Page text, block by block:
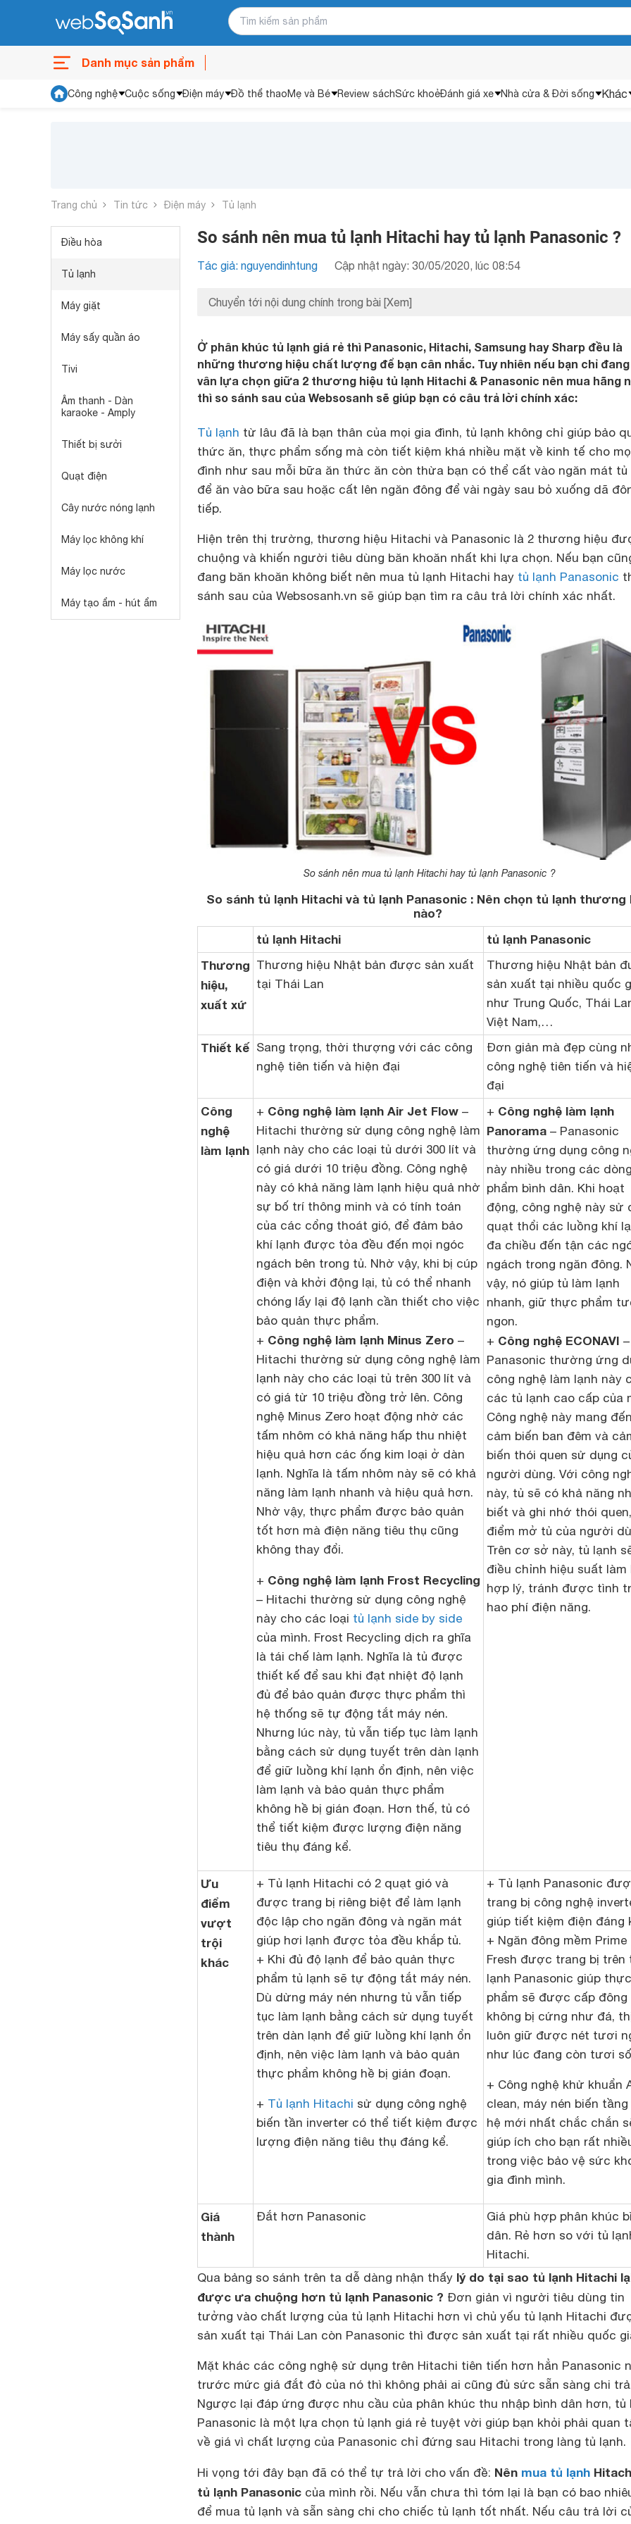
Danh mục sản phẩm
Công nghệ Cuộc sống Điện máy Đồ thể thaoMẹ và Bé Review sáchSức khoẻĐánh giá xe Nhà cửa & Đời sống Khác
Trang chủ Tin tức Điện máy Tủ lạnh
Điều hòa
Tủ lạnh
Máy giặt
Máy sấy quần áo
Tivi
Âm thanh - Dàn
karaoke - Amply
Thiết bị sưởi
Quạt điện
Cây nước nóng lạnh
Máy lọc không khí
Máy lọc nước
Máy tạo ẩm - hút ẩm
So sánh nên mua tủ lạnh Hitachi hay tủ lạnh Panasonic ?
Tác giả: nguyendinhtung Cập nhật ngày: 30/05/2020, lúc 08:54
Chuyển tới nội dung chính trong bài [Xem]
Ở phân khúc tủ lạnh giá rẻ thì Panasonic, Hitachi, Samsung hay Sharp đều là
những thương hiệu chất lượng để bạn cân nhắc. Tuy nhiên nếu bạn chỉ đang
vân lựa chọn giữa 2 thương hiệu tủ lạnh Hitachi & Panasonic nên mua hãng
thì so sánh sau của Websosanh sẽ giúp bạn có câu trả lời chính xác:
Tủ lạnh từ lâu đã là bạn thân của mọi gia đình, tủ lạnh không chỉ giúp bảo
thức ăn, thực phẩm sống mà còn tiết kiệm khá nhiều mặt về kinh tế cho
đình như sau mỗi bữa ăn thức ăn còn thừa bạn có thể cất vào ngăn mát tủ
để ăn vào bữa sau hoặc cất lên ngăn đông để vài ngày sau bỏ xuống dã
tiếp.
Hiện trên thị trường, thương hiệu Hitachi và Panasonic là 2 thương hiệu
chuộng và khiến người tiêu dùng băn khoăn nhất khi lựa chọn. Nếu bạn
đang băn khoăn không biết nên mua tủ lạnh Hitachi hay tủ lạnh Panasonic
sánh sau của Websosanh.vn sẽ giúp bạn tìm ra câu trả lời chính xác nhất.
So sánh nên mua tủ lạnh Hitachi hay tủ lạnh Panasonic ?
So sánh tủ lạnh Hitachi và tủ lạnh Panasonic : Nên chọn tủ lạnh thương
nào?
tủ lạnh Hitachi
tủ lạnh Panasonic
Thương
hiệu,
xuất xứ
Thương hiệu Nhật bản được sản xuất
tại Thái Lan
Thương hiệu Nhật bản
sản xuất tại nhiều quốc
như Trung Quốc, Thái
Việt Nam,…
Thiết kế Sang trọng, thời thượng với các công
nghệ tiên tiến và hiện đại
Đơn giản mà đẹp cùng
công nghệ tiên tiến và
đại
Công
nghệ
làm lạnh
+ Công nghệ làm lạnh Air Jet Flow –
Hitachi thường sử dụng công nghệ làm
lạnh này cho các loại tủ dưới 300 lít và
có giá dưới 10 triệu đồng. Công nghệ
này có khả năng làm lạnh hiệu quả nhờ
sự bố trí thông minh và có tính toán
của các cổng thoát gió, để đảm bảo
khí lạnh được tỏa đều đến mọi ngóc
ngách bên trong tủ. Nhờ vậy, khi bị cúp
điện và khởi động lại, tủ có thể nhanh
chóng lấy lại độ lạnh cần thiết cho việc
bảo quản thực phẩm.
+ Công nghệ làm lạnh Minus Zero –
Hitachi thường sử dụng công nghệ làm
lạnh này cho các loại tủ trên 300 lít và
có giá từ 10 triệu đồng trở lên. Công
nghệ Minus Zero hoạt động nhờ các
tấm nhôm có khả năng hấp thu nhiệt
hiệu quả hơn các ống kim loại ở dàn
lạnh. Nghĩa là tấm nhôm này sẽ có khả
năng làm lạnh nhanh và hiệu quả hơn.
Nhờ vậy, thực phẩm được bảo quản
tốt hơn mà điện năng tiêu thụ cũng
không thay đổi.
+ Công nghệ làm lạnh Frost Recycling
– Hitachi thường sử dụng công nghệ
này cho các loại tủ lạnh side by side
của mình. Frost Recycling dịch ra ghĩa
là tái chế làm lạnh. Nghĩa là tủ được
thiết kế để sau khi đạt nhiệt độ lạnh
đủ để bảo quản được thực phẩm thì
hệ thống sẽ tự động tắt máy nén.
Nhưng lúc này, tủ vẫn tiếp tục làm lạnh
bằng cách sử dụng tuyết trên dàn lạnh
để giữ luồng khí lạnh ổn định, nên việc
làm lạnh và bảo quản thực phẩm
không hề bị gián đoạn. Hơn thế, tủ có
thể tiết kiệm được lượng điện năng
tiêu thụ đáng kể.
+ Công nghệ làm lạnh
Panorama – Panasonic
thường ứng dụng công
này nhiều trong các
phẩm bình dân. Khi hoạt
động, công nghệ này sử
quạt thổi các luồng khí
đa chiều đến tận các
ngách trong ngăn đông.
vậy, nó giúp tủ làm lạnh
nhanh, giữ thực phẩm
ngon.
+ Công nghệ ECONAVI –
Panasonic thường ứng
công nghệ làm lạnh này
các tủ lạnh cao cấp của
Công nghệ này mang đến
cảm biến ban đêm và
biến thói quen sử dụng
người dùng. Với công
này, tủ sẽ có khả năng
biết và ghi nhớ thói
điểm mở tủ của người
Trên cơ sở này, tủ lạnh
điều chỉnh hiệu suất làm
hợp lý, tránh được tình
hao phí điện năng.
Ưu
điểm
vượt
trội
khác
+ Tủ lạnh Hitachi có 2 quạt gió và
được trang bị riêng biệt để làm lạnh
độc lập cho ngăn đông và ngăn mát
giúp hơi lạnh được tỏa đều khắp tủ.
+ Khi đủ độ lạnh để bảo quản thực
phẩm tủ lạnh sẽ tự động tắt máy nén.
Dù dừng máy nén nhưng tủ vẫn tiếp
tục làm lạnh bằng cách sử dụng tuyết
trên dàn lạnh để giữ luồng khí lạnh ổn
định, nên việc làm lạnh và bảo quản
thực phẩm không hề bị gián đoạn.
+ Tủ lạnh Hitachi sử dụng công nghệ
biến tần inverter có thể tiết kiệm được
lượng điện năng tiêu thụ đáng kể.
+ Tủ lạnh Panasonic
trang bị công nghệ
giúp tiết kiệm điện đáng
+ Ngăn đông mềm Prime
Fresh được trang bị trên
lạnh Panasonic giúp thực
phẩm sẽ được cấp đông
không bị cứng như đá,
luôn giữ được nét tươi
như lúc đang còn tươi
+ Công nghệ khử khuẩn
clean, máy nén biến
hệ mới nhất chắc chắn
giúp ích cho bạn rất
trong việc bảo vệ sức
gia đình mình.
Giá
thành
Đắt hơn Panasonic
Giá phù hợp phân khúc
dân. Rẻ hơn so với tủ
Hitachi.
Qua bảng so sánh trên ta dễ dàng nhận thấy lý do tại sao tủ lạnh Hitachi
được ưa chuộng hơn tủ lạnh Panasonic ? Đơn giản vì người tiêu dùng tin
tưởng vào chất lượng của tủ lạnh Hitachi hơn vì chủ yếu tủ lạnh Hitachi
sản xuất tại Thái Lan còn Panasonic thì được sản xuất tại rất nhiều quốc
Mặt khác các công nghệ sử dụng trên Hitachi tiên tiến hơn hẳn Panasonic
trước mức giá đắt đỏ của nó thì không phải ai cũng đủ sức sẵn sàng chi
Ngược lại đáp ứng được nhu cầu của phân khúc thu nhập bình dân hơn, tủ
Panasonic là một lựa chọn tủ lạnh giá rẻ tuyệt vời giúp bạn khỏi phải quan
về giá vì chất lượng của Panasonic chỉ đứng sau Hitachi trong làng tủ lạnh.
Hi vọng tới đây bạn đã có thể tự trả lời cho vấn đề: Nên mua tủ lạnh
tủ lạnh Panasonic của mình rồi. Nếu vẫn chưa thì tóm lại là bạn có bao
để mua tủ lạnh và sẵn sàng chi cho chiếc tủ lạnh tốt nhất. Nếu câu trả lời